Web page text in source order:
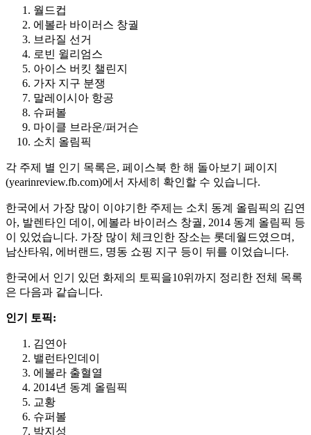
월드컵
에볼라 바이러스 창궐
브라질 선거
로빈 윌리엄스
아이스 버킷 챌린지
가자 지구 분쟁
말레이시아 항공
슈퍼볼
마이클 브라운/퍼거슨
소치 올림픽
각 주제 별 인기 목록은, 페이스북 한 해 돌아보기 페이지
(yearinreview.fb.com)에서 자세히 확인할 수 있습니다.
한국에서 가장 많이 이야기한 주제는 소치 동계 올림픽의 김연
아, 발렌타인 데이, 에볼라 바이러스 창궐, 2014 동계 올림픽 등
이 있었습니다. 가장 많이 체크인한 장소는 롯데월드였으며,
남산타워, 에버랜드, 명동 쇼핑 지구 등이 뒤를 이었습니다.
한국에서 인기 있던 화제의 토픽을10위까지 정리한 전체 목록
은 다음과 같습니다.
인기 토픽:
김연아
밸런타인데이
에볼라 출혈열
2014년 동계 올림픽
교황
슈퍼볼
박지성